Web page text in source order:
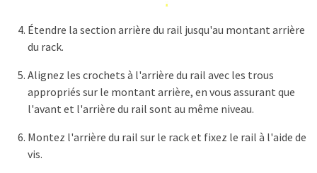
Étendre la section arrière du rail jusqu'au montant arrière
du rack.
Alignez les crochets à l'arrière du rail avec les trous
appropriés sur le montant arrière, en vous assurant que
l'avant et l'arrière du rail sont au même niveau.
Montez l'arrière du rail sur le rack et fixez le rail à l'aide de
vis.